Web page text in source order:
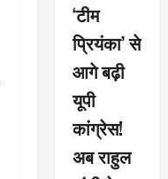
‘टीम
प्रियंका’ से
आगे बढ़ी
यूपी
कांग्रेस!
अब राहुल